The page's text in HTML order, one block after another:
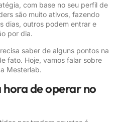
com base no seu perfil de
são muito ativos, fazendo
dias, outros podem entrar e
por dia.
saber de alguns pontos na
fato. Hoje, vamos falar sobre
Mesterlab.
hora de operar no